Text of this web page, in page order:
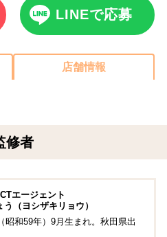
LINEで応募
店舗情報
修者
エージェント
う（ヨシザキリョウ）
昭和59年）9月生まれ。秋田県出